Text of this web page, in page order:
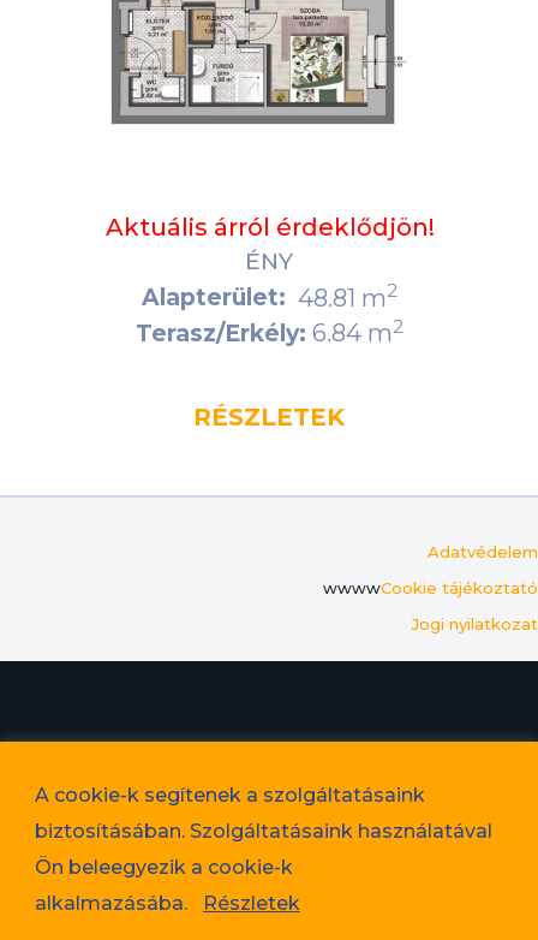
A cookie-k segítenek a szolgáltatásaink
biztosításában. Szolgáltatásaink használatával
Ön beleegyezik a cookie-k
alkalmazásába.
Részletek
Aktuális árról érdeklődjön!
ÉNY
Alapterület: 48.81 m2
Terasz/Erkély: 6.84 m2
RÉSZLETEK
Adatvédelem
wwwwCookie tájékoztató
Jogi nyilatkozat
Adatvédelem
Cookie tájékoztató